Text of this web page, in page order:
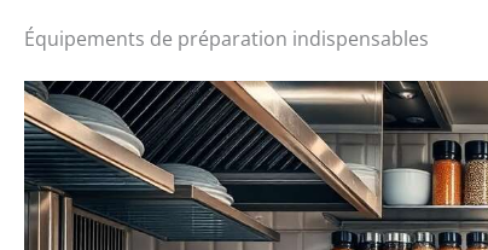
Équipements de préparation indispensables